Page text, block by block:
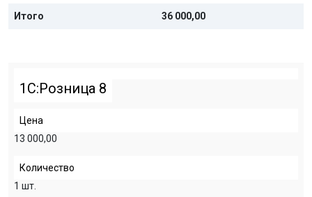
Итого 36 000,00
1С:Розница 8
Цена
13 000,00
Количество
1 шт.